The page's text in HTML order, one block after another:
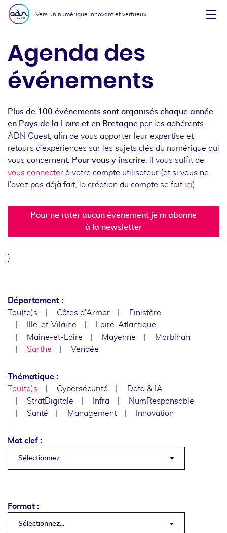
Aller au menu
Aller au contenu
Vers un numérique innovant et vertueux
Agenda des
événements
Plus de 100 événements sont organisés chaque année
en Pays de la Loire et en Bretagne par les adhérents
ADN Ouest, afin de vous apporter leur expertise et
retours d’expériences sur les sujets clés du numérique qui
vous concernent.
Pour vous y inscrire , il vous suffit de
vous connecter à votre compte utilisateur (et si vous ne
l'avez pas déjà fait, la création du compte se fait ici).
Pour ne rater aucun événement je m’abonne
à la newsletter
}
Département :
Tou(te)s
Côtes d'Armor
Finistère
Ille-et-Vilaine
Loire-Atlantique
Maine-et-Loire
Mayenne
Morbihan
Sarthe
Vendée
Thématique :
Tou(te)s
Cybersécurité
Data & IA
StratDigitale
Infra
NumResponsable
Santé
Management Innovation
Mot clef :
Sélectionnez...
Format :
Sélectionnez...